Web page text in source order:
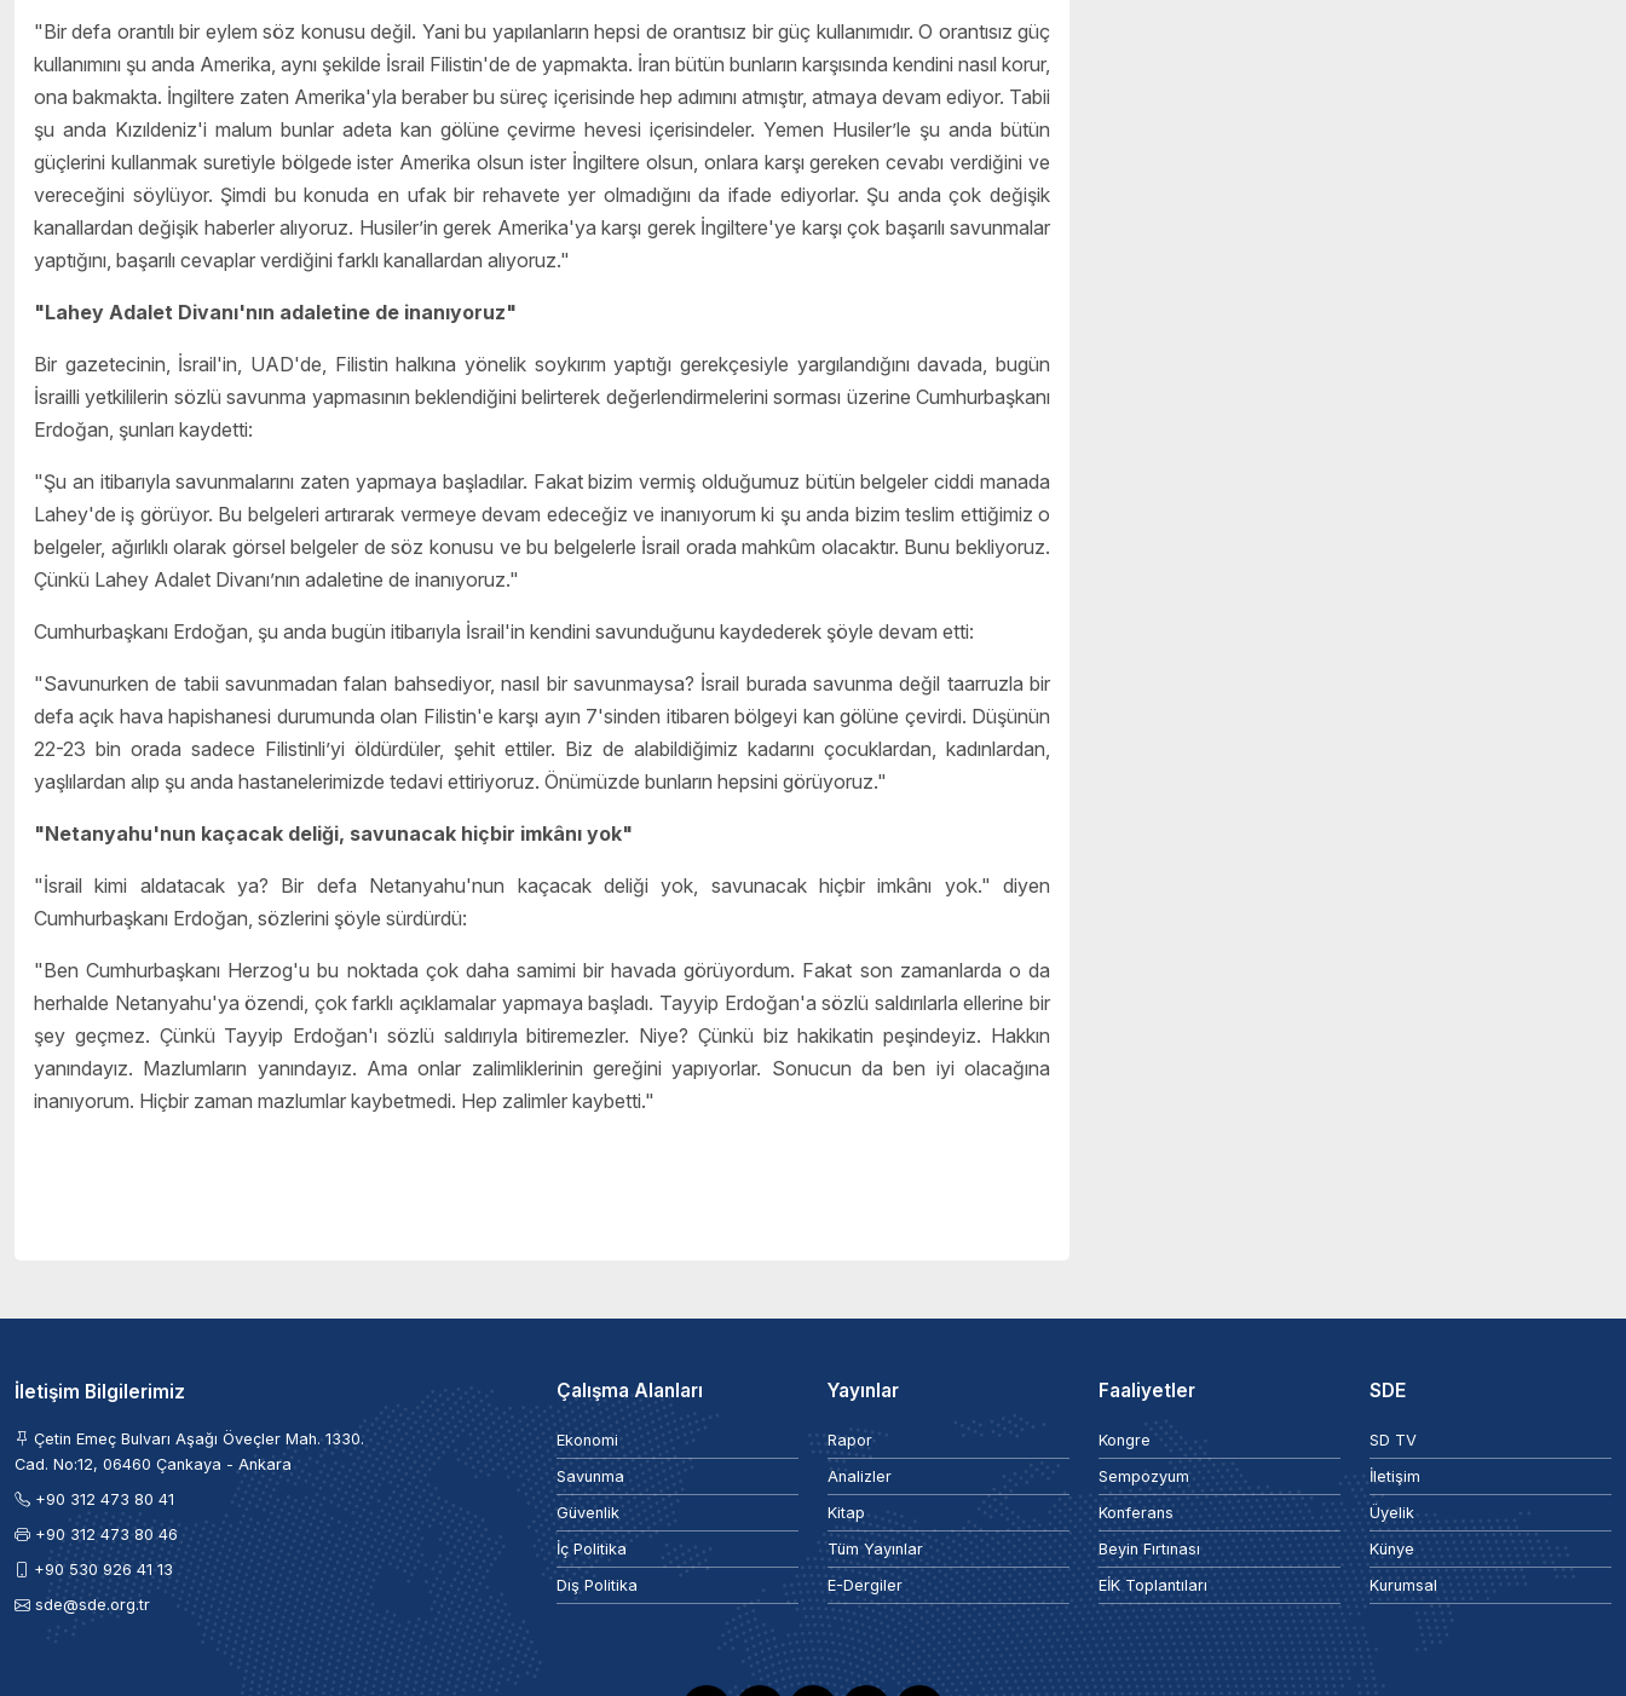
"Bir defa orantılı bir eylem söz konusu değil. Yani bu yapılanların hepsi de orantısız bir güç kullanımıdır. O orantısız güç
kullanımını şu anda Amerika, aynı şekilde İsrail Filistin'de de yapmakta. İran bütün bunların karşısında kendini nasıl korur,
ona bakmakta. İngiltere zaten Amerika'yla beraber bu süreç içerisinde hep adımını atmıştır, atmaya devam ediyor. Tabii
şu anda Kızıldeniz'i malum bunlar adeta kan gölüne çevirme hevesi içerisindeler. Yemen Husiler’le şu anda bütün
güçlerini kullanmak suretiyle bölgede ister Amerika olsun ister İngiltere olsun, onlara karşı gereken cevabı verdiğini ve
vereceğini söylüyor. Şimdi bu konuda en ufak bir rehavete yer olmadığını da ifade ediyorlar. Şu anda çok değişik
kanallardan değişik haberler alıyoruz. Husiler’in gerek Amerika'ya karşı gerek İngiltere'ye karşı çok başarılı savunmalar
yaptığını, başarılı cevaplar verdiğini farklı kanallardan alıyoruz."
"Lahey Adalet Divanı'nın adaletine de inanıyoruz"
Bir gazetecinin, İsrail'in, UAD'de, Filistin halkına yönelik soykırım yaptığı gerekçesiyle yargılandığını davada, bugün
İsrailli yetkililerin sözlü savunma yapmasının beklendiğini belirterek değerlendirmelerini sorması üzerine Cumhurbaşkanı
Erdoğan, şunları kaydetti:
"Şu an itibarıyla savunmalarını zaten yapmaya başladılar. Fakat bizim vermiş olduğumuz bütün belgeler ciddi manada
Lahey'de iş görüyor. Bu belgeleri artırarak vermeye devam edeceğiz ve inanıyorum ki şu anda bizim teslim ettiğimiz o
belgeler, ağırlıklı olarak görsel belgeler de söz konusu ve bu belgelerle İsrail orada mahkûm olacaktır. Bunu bekliyoruz.
Çünkü Lahey Adalet Divanı’nın adaletine de inanıyoruz."
Cumhurbaşkanı Erdoğan, şu anda bugün itibarıyla İsrail'in kendini savunduğunu kaydederek şöyle devam etti:
"Savunurken de tabii savunmadan falan bahsediyor, nasıl bir savunmaysa? İsrail burada savunma değil taarruzla bir
defa açık hava hapishanesi durumunda olan Filistin'e karşı ayın 7'sinden itibaren bölgeyi kan gölüne çevirdi. Düşünün
22-23 bin orada sadece Filistinli’yi öldürdüler, şehit ettiler. Biz de alabildiğimiz kadarını çocuklardan, kadınlardan,
yaşlılardan alıp şu anda hastanelerimizde tedavi ettiriyoruz. Önümüzde bunların hepsini görüyoruz."
"Netanyahu'nun kaçacak deliği, savunacak hiçbir imkânı yok"
"İsrail kimi aldatacak ya? Bir defa Netanyahu'nun kaçacak deliği yok, savunacak hiçbir imkânı yok." diyen
Cumhurbaşkanı Erdoğan, sözlerini şöyle sürdürdü:
"Ben Cumhurbaşkanı Herzog'u bu noktada çok daha samimi bir havada görüyordum. Fakat son zamanlarda o da
herhalde Netanyahu'ya özendi, çok farklı açıklamalar yapmaya başladı. Tayyip Erdoğan'a sözlü saldırılarla ellerine bir
şey geçmez. Çünkü Tayyip Erdoğan'ı sözlü saldırıyla bitiremezler. Niye? Çünkü biz hakikatin peşindeyiz. Hakkın
yanındayız. Mazlumların yanındayız. Ama onlar zalimliklerinin gereğini yapıyorlar. Sonucun da ben iyi olacağına
inanıyorum. Hiçbir zaman mazlumlar kaybetmedi. Hep zalimler kaybetti."
İletişim Bilgilerimiz
Çetin Emeç Bulvarı Aşağı Öveçler Mah. 1330.
Cad. No:12, 06460 Çankaya - Ankara
+90 312 473 80 41
+90 312 473 80 46
+90 530 926 41 13
sde@sde.org.tr
Çalışma Alanları
Ekonomi
Savunma
Güvenlik
İç Politika
Dış Politika
Yayınlar
Rapor
Analizler
Kitap
Tüm Yayınlar
E-Dergiler
Faaliyetler
Kongre
Sempozyum
Konferans
Beyin Fırtınası
EİK Toplantıları
SDE
SD TV
İletişim
Üyelik
Künye
Kurumsal